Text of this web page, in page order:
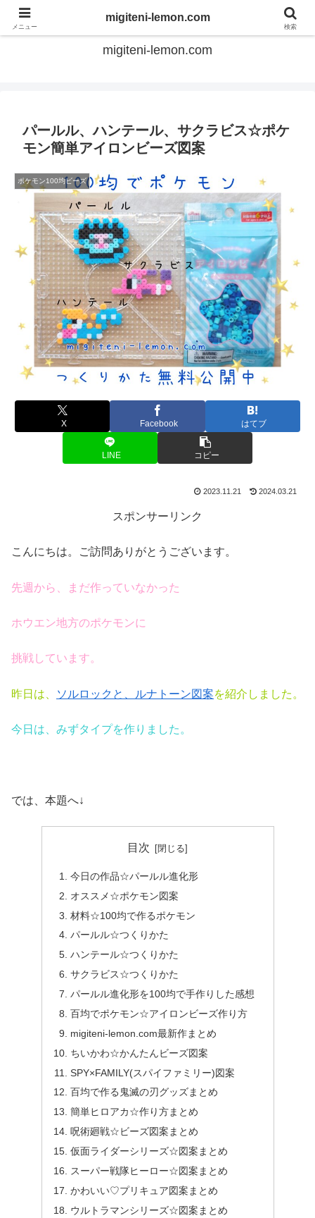
てのひらアイロンビーズ
migiteni-lemon.com
パールル、ハンテール、サクラビス☆ポケ
モン簡単アイロンビーズ図案
ポケモン100均ビーズ
X Facebook はてブ
LINE コピー
2023.11.21 2024.03.21
スポンサーリンク
こんにちは。ご訪問ありがとうございます。
先週から、まだ作っていなかった
ホウエン地方のポケモンに
挑戦しています。
昨日は、 ソルロックと、ルナトーン図案を紹介しました。
今日は、みずタイプを作りました。
では、本題へ↓
目次
今日の作品☆パールル進化形
オススメ☆ポケモン図案
材料☆100均で作るポケモン
パールル☆つくりかた
ハンテール☆つくりかた
サクラビス☆つくりかた
パールル進化形を100均で手作りした感想
百均でポケモン☆アイロンビーズ作り方
migiteni-lemon.com最新作まとめ
ちいかわ☆かんたんビーズ図案
SPY×FAMILY(スパイファミリー)図案
百均で作る鬼滅の刃グッズまとめ
簡単ヒロアカ☆作り方まとめ
呪術廻戦☆ビーズ図案まとめ
仮面ライダーシリーズ☆図案まとめ
スーパー戦隊ヒーロー☆図案まとめ
かわいい♡プリキュア図案まとめ
ウルトラマンシリーズ☆図案まとめ
メニュー
migiteni-lemon.com
検索